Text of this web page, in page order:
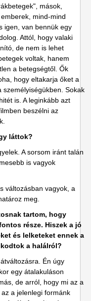
mások,
mind-mind
igen, van bennük egy
Attól, hogy valaki
de nem is lehet
voltak, hanem
a betegségtől. Ők
hogy eltakarja őket a
személyiségükben. Sokak
is. A leginkább azt
beszélni az
láttok?
A sorsom iránt talán
is vagyok
változásban vagyok, a
meg.
tartom, hogy
része. Hiszek a jó
és lelketeket ennek a
a halálról?
Én úgy
egy átalakuláson
de arról, hogy mi az a
a jelenlegi formánk